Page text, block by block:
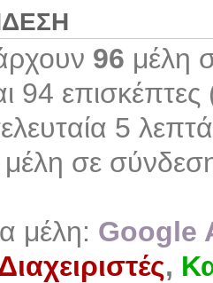
96 μέλη
94
5
μέλη σε
μέλη: Google
,